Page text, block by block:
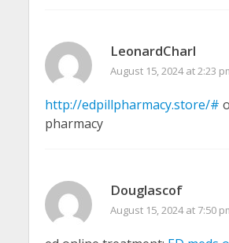
LeonardCharl
August 15, 2024 at 2:23
http://edpillpharmacy.store/#
pharmacy
Douglascof
August 15, 2024 at 7:50